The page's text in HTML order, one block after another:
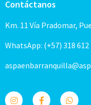
Contáctanos
Km. 11 Vía Pradomar,
WhatsApp: (+57) 318 612